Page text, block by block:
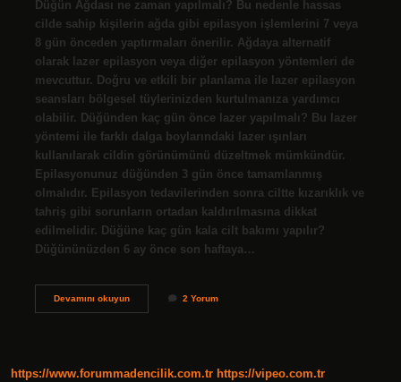
Düğün Ağdası ne zaman yapılmalı? Bu nedenle hassas
cilde sahip kişilerin ağda gibi epilasyon işlemlerini 7 veya
8 gün önceden yaptırmaları önerilir. Ağdaya alternatif
olarak lazer epilasyon veya diğer epilasyon yöntemleri de
mevcuttur. Doğru ve etkili bir planlama ile lazer epilasyon
seansları bölgesel tüylerinizden kurtulmanıza yardımcı
olabilir. Düğünden kaç gün önce lazer yapılmalı? Bu lazer
yöntemi ile farklı dalga boylarındaki lazer ışınları
kullanılarak cildin görünümünü düzeltmek mümkündür.
Epilasyonunuz düğünden 3 gün önce tamamlanmış
olmalıdır. Epilasyon tedavilerinden sonra ciltte kızarıklık ve
tahriş gibi sorunların ortadan kaldırılmasına dikkat
edilmelidir. Düğüne kaç gün kala cilt bakımı yapılır?
Düğününüzden 6 ay önce son haftaya…
Devamını okuyunDüğün
Ağda
2 Yorum
https://www.forummadencilik.com.tr https://vipeo.com.tr